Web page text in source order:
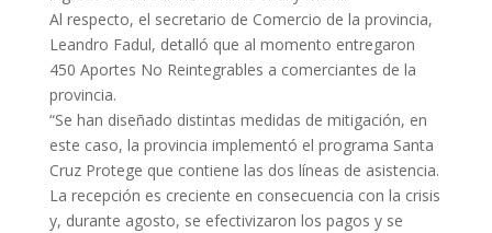
Al respecto, el secretario de Comercio de la provincia,
Leandro Fadul, detalló que al momento entregaron
450 Aportes No Reintegrables a comerciantes de la
provincia.
“Se han diseñado distintas medidas de mitigación, en
este caso, la provincia implementó el programa Santa
Cruz Protege que contiene las dos líneas de asistencia.
La recepción es creciente en consecuencia con la crisis
y, durante agosto, se efectivizaron los pagos y se